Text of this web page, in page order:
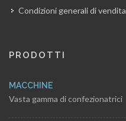
Condizioni generali di vendita
PRODOTTI
MACCHINE
Vasta gamma di confezionatrici